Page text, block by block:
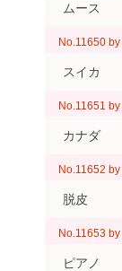
ムース
No.11650 by
スイカ
No.11651 by
カナダ
No.11652 by
脱皮
No.11653 by
ピアノ